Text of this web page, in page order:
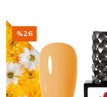
%26